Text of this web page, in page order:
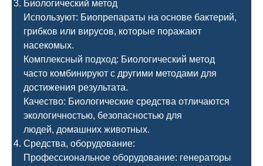
Биологический метод
Используют: Биопрепараты на основе бактерий,
грибков или вирусов, которые поражают
насекомых.
Комплексный подход: Биологический метод
часто комбинируют с другими методами для
достижения результата.
Качество: Биологические средства отличаются
экологичностью, безопасностью для
людей, домашних животных.
Средства, оборудование:
Профессиональное оборудование: генераторы